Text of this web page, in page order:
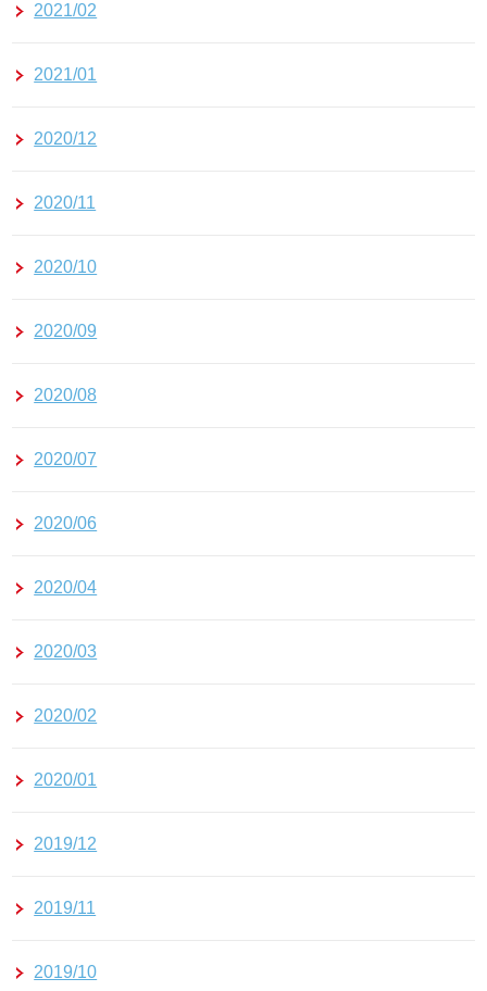
2021/02
2021/01
2020/12
2020/11
2020/10
2020/09
2020/08
2020/07
2020/06
2020/04
2020/03
2020/02
2020/01
2019/12
2019/11
2019/10